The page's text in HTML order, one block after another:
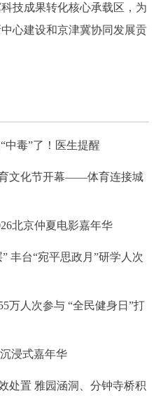
技成果转化核心承载区，为
心建设和京津冀协同发展贡
中毒”了！医生提醒
文化节开幕——体育连接城
北京仲夏电影嘉年华
丰台“宛平思政月”研学人次
万人次参与 “全民健身日”打
浸式嘉年华
处置 雅园涵洞、分钟寺桥积